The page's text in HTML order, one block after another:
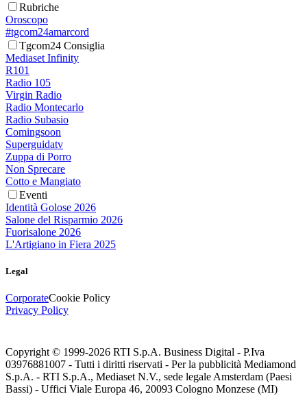
Rubriche
Oroscopo
#tgcom24amarcord
Tgcom24 Consiglia
Mediaset Infinity
R101
Radio 105
Virgin Radio
Radio Montecarlo
Radio Subasio
Comingsoon
Superguidatv
Zuppa di Porro
Non Sprecare
Cotto e Mangiato
Eventi
Identità Golose 2026
Salone del Risparmio 2026
Fuorisalone 2026
L'Artigiano in Fiera 2025
Legal
CorporateCookie Policy
Privacy Policy
Copyright © 1999-2026 RTI S.p.A. Business Digital - P.Iva
03976881007 - Tutti i diritti riservati - Per la pubblicità Mediamond
S.p.A. - RTI S.p.A., Mediaset N.V., sede legale Amsterdam (Paesi
Bassi) - Uffici Viale Europa 46, 20093 Cologno Monzese (MI)